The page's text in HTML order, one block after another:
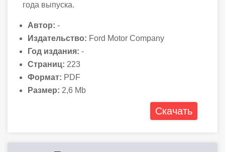
года выпуска.
Автор: -
Издательство: Ford Motor Company
Год издания: -
Страниц: 223
Формат: PDF
Размер: 2,6 Mb
Скачать